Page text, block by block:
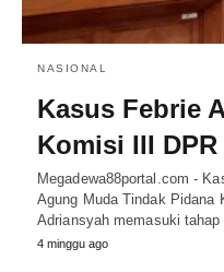
NASIONAL
Kasus Febrie
Komisi III
Megadewa88portal.com -
Agung Muda Tindak Pidana
Adriansyah memasuki
4 minggu ago